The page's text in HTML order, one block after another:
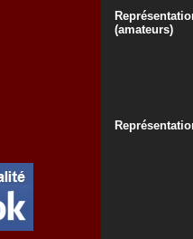
(amateurs)